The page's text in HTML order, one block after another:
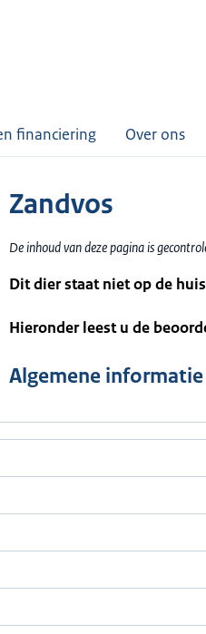
financiering Over ons
Zandvos
De inhoud van deze pagina is
Dit dier staat niet op de
Hieronder leest u de
Algemene informatie